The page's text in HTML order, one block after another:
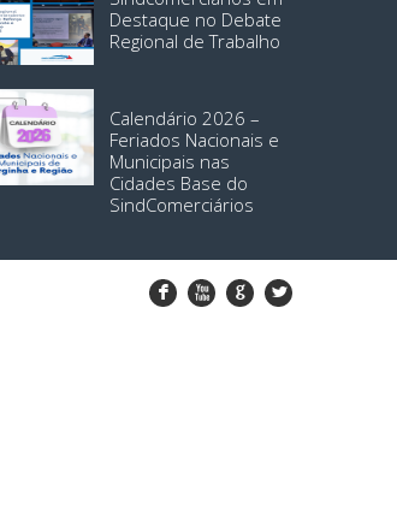
Destaque no Debate
Regional de Trabalho
Calendário 2026 –
Feriados Nacionais e
Municipais nas
Cidades Base do
SindComerciários
F X G L